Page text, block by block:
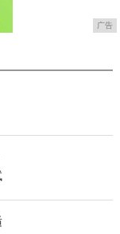
广告